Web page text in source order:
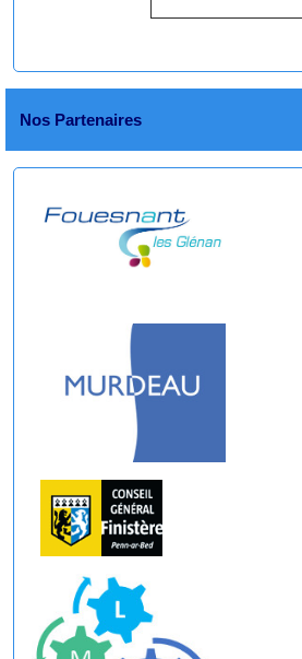
Nos Partenaires